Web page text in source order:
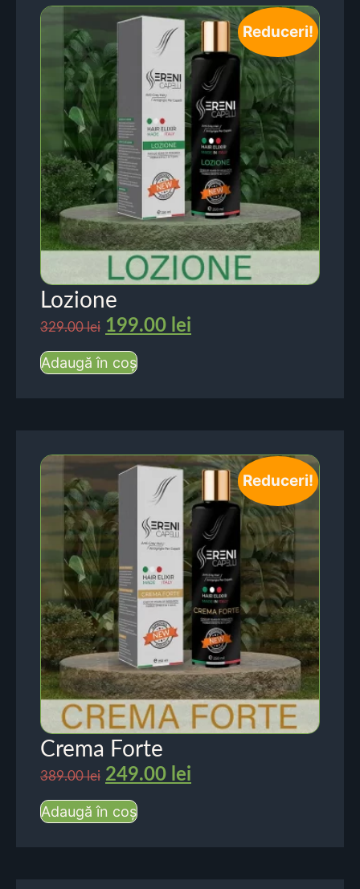
Reduceri!
Lozione
329.00lei 199.00 lei
Adaugă în coș
Reduceri!
Crema Forte
389.00lei 249.00 lei
Adaugă în coș